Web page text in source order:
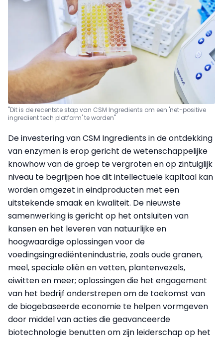
"Dit is de recentste stap van CSM Ingredients om een 'net-positive
ingredient tech platform' te worden"
De investering van CSM Ingredients in de ontdekking
van enzymen is erop gericht de wetenschappelijke
knowhow van de groep te vergroten en op zintuiglijk
niveau te begrijpen hoe dit intellectuele kapitaal kan
worden omgezet in eindproducten met een
uitstekende smaak en kwaliteit. De nieuwste
samenwerking is gericht op het ontsluiten van
kansen en het leveren van natuurlijke en
hoogwaardige oplossingen voor de
voedingsingrediëntenindustrie, zoals oude granen,
meel, speciale oliën en vetten, plantenvezels,
eiwitten en meer; oplossingen die het engagement
van het bedrijf onderstrepen om de toekomst van
de biogebaseerde economie te helpen vormgeven
door middel van acties die geavanceerde
biotechnologie benutten om zijn leiderschap op het